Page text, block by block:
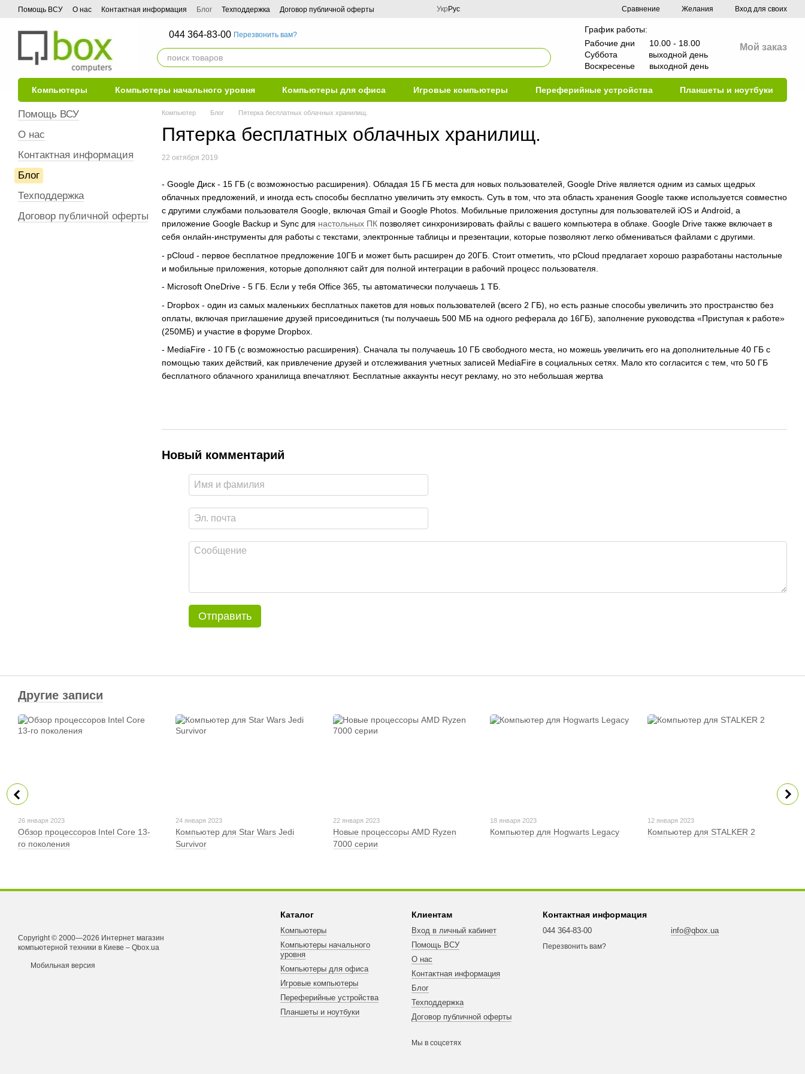
Перейти к основному контенту
Помощь ВСУ О нас Контактная информация Блог Техподдержка Договор публичной оферты Укр Рус Сравнение Желания Вход для своих
044 364-83-00 Перезвонить вам?
График работы:
Рабочие дни 10.00 - 18.00
Суббота выходной день
Воскресенье выходной день
Мой заказ
Компьютеры Компьютеры начального уровня Компьютеры для офиса Игровые компьютеры Переферийные устройства Планшеты и ноутбуки
Компьютер Блог Пятерка бесплатных облачных хранилищ.
Пятерка бесплатных облачных хранилищ.
22 октября 2019
- Google Диск - 15 ГБ (с возможностью расширения). Обладая 15 ГБ места для новых пользователей, Google Drive является одним из самых щедрых
облачных предложений, и иногда есть способы бесплатно увеличить эту емкость. Суть в том, что эта область хранения Google также используется совместно
с другими службами пользователя Google, включая Gmail и Google Photos. Мобильные приложения доступны для пользователей iOS и Android, а
приложение Google Backup и Sync для настольных ПК позволяет синхронизировать файлы с вашего компьютера в облаке. Google Drive также включает в
себя онлайн-инструменты для работы с текстами, электронные таблицы и презентации, которые позволяют легко обмениваться файлами с другими.
- pCloud - первое бесплатное предложение 10ГБ и может быть расширен до 20ГБ. Стоит отметить, что pCloud предлагает хорошо разработаны настольные
и мобильные приложения, которые дополняют сайт для полной интеграции в рабочий процесс пользователя.
- Microsoft OneDrive - 5 ГБ. Если у тебя Office 365, ты автоматически получаешь 1 ТБ.
- Dropbox - один из самых маленьких бесплатных пакетов для новых пользователей (всего 2 ГБ), но есть разные способы увеличить это пространство без
оплаты, включая приглашение друзей присоединиться (ты получаешь 500 МБ на одного реферала до 16ГБ), заполнение руководства «Приступая к работе»
(250МБ) и участие в форуме Dropbox.
- MediaFire - 10 ГБ (с возможностью расширения). Сначала ты получаешь 10 ГБ свободного места, но можешь увеличить его на дополнительные 40 ГБ с
помощью таких действий, как привлечение друзей и отслеживания учетных записей MediaFire в социальных сетях. Мало кто согласится с тем, что 50 ГБ
бесплатного облачного хранилища впечатляют. Бесплатные аккаунты несут рекламу, но это небольшая жертва
Новый комментарий
Отправить
Помощь ВСУ
О нас
Контактная информация
Блог
Техподдержка
Договор публичной оферты
Другие записи
26 января 2023
Обзор процессоров Intel Core 13-
го поколения
24 января 2023
Компьютер для Star Wars Jedi
Survivor
22 января 2023
Новые процессоры AMD Ryzen
7000 серии
18 января 2023
Компьютер для Hogwarts Legacy
12 января 2023
Компьютер для STALKER 2
Copyright © 2000—2026 Интернет магазин
компьютерной техники в Киеве – Qbox.ua
Мобильная версия
Каталог
Компьютеры
Компьютеры начального
уровня
Компьютеры для офиса
Игровые компьютеры
Переферийные устройства
Планшеты и ноутбуки
Клиентам
Вход в личный кабинет
Помощь ВСУ
О нас
Контактная информация
Блог
Техподдержка
Договор публичной оферты
Мы в соцсетях
Контактная информация
044 364-83-00
Перезвонить вам?
info@qbox.ua